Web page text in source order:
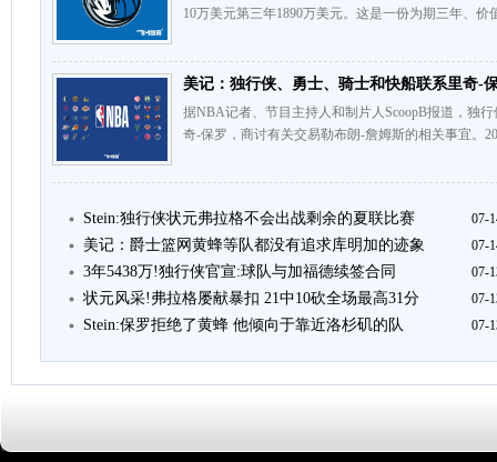
10万美元第三年1890万美元。这是一份为期三年、
美记：独行侠、勇士、骑士和快船联系里奇-
据NBA记者、节目主持人和制片人ScoopB报道，独
奇-保罗，商讨有关交易勒布朗-詹姆斯的相关事宜。
Stein:独行侠状元弗拉格不会出战剩余的夏联比赛 07-
美记：爵士篮网黄蜂等队都没有追求库明加的迹象 07-
3年5438万!独行侠官宣:球队与加福德续签合同 07-
状元风采!弗拉格屡献暴扣 21中10砍全场最高31分 07-
Stein:保罗拒绝了黄蜂 他倾向于靠近洛杉矶的队 07-